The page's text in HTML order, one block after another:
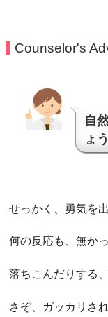
Counselor's
自
ょう
せっかく、勇気を
何の反応も、無か
落ちこんだりする
さぞ、ガッカリさ